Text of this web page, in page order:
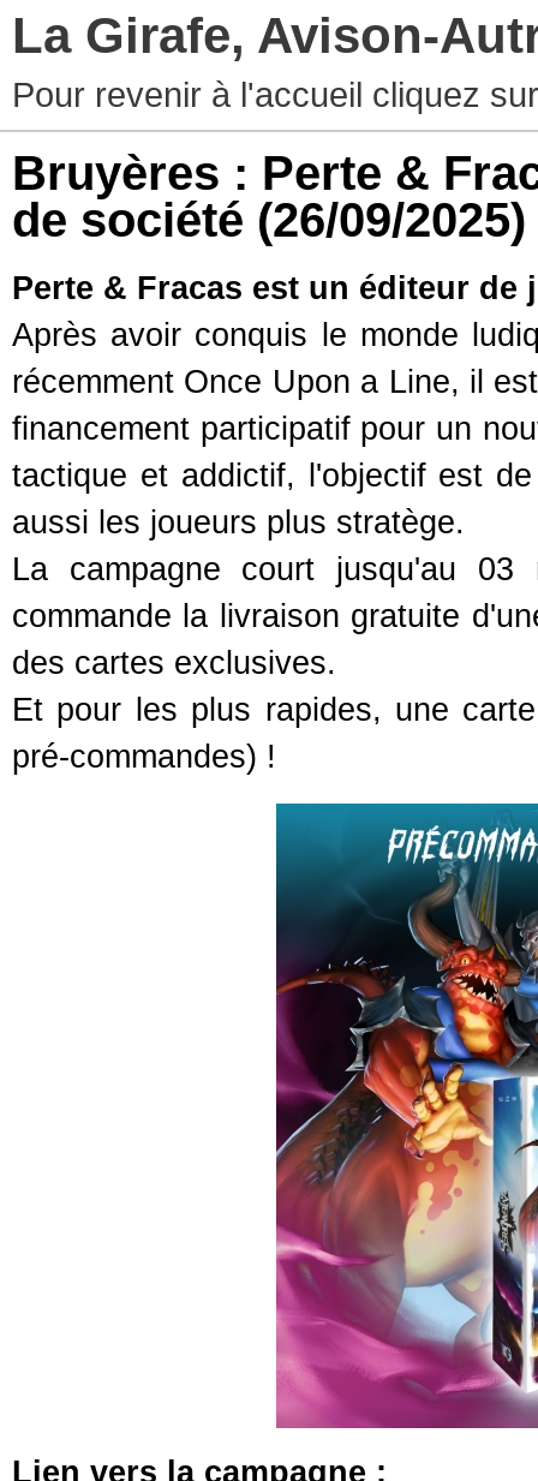
La Girafe, Avison-
Pour revenir à l'accueil cliquez
Bruyères : Perte &
de société (26/09/2025)
Perte & Fracas est un éditeur de
Après avoir conquis le monde
récemment Once Upon a Line, il
financement participatif pour un
tactique et addictif, l'objectif est
aussi les joueurs plus stratège.
La campagne court jusqu'au
commande la livraison gratuite
des cartes exclusives.
Et pour les plus rapides, une
pré-commandes) !
Lien vers la campagne :